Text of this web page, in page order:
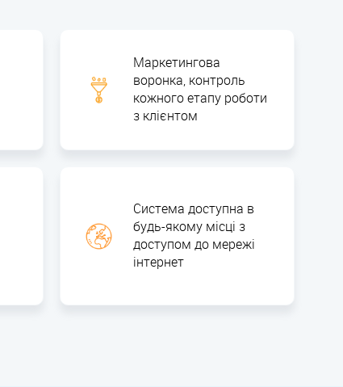
Маркетингова
воронка, контроль
кожного етапу роботи
з клієнтом
Система доступна в
будь-якому місці з
доступом до мережі
інтернет